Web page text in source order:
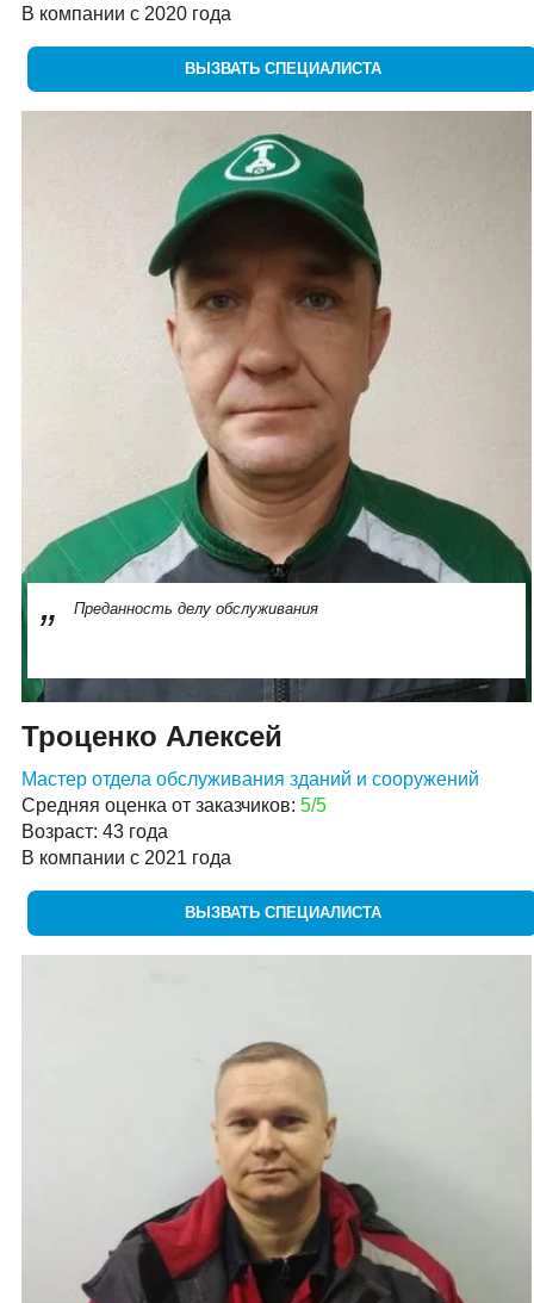
В компании с 2020 года
ВЫЗВАТЬ СПЕЦИАЛИСТА
Преданность делу обслуживания
Троценко Алексей
Мастер отдела обслуживания зданий и сооружений
Средняя оценка от заказчиков: 5/5
Возраст: 43 года
В компании с 2021 года
ВЫЗВАТЬ СПЕЦИАЛИСТА